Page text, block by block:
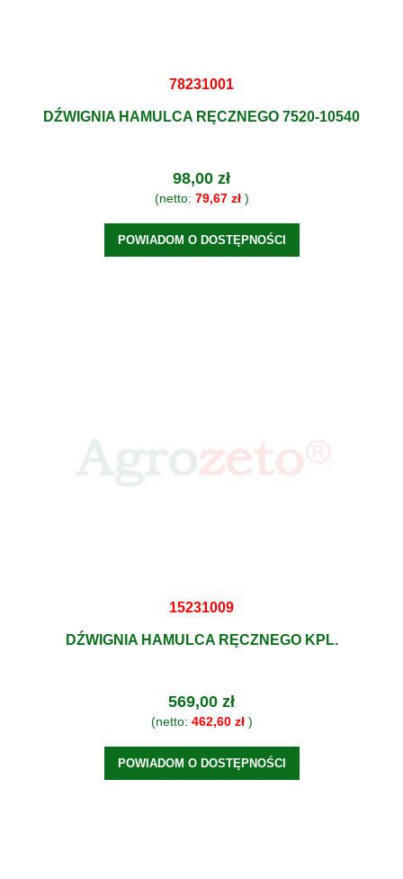
78231001
DŹWIGNIA HAMULCA RĘCZNEGO 7520-10540
98,00 zł
(netto: 79,67 zł)
POWIADOM O DOSTĘPNOŚCI
15231009
DŹWIGNIA HAMULCA RĘCZNEGO KPL.
569,00 zł
(netto: 462,60 zł)
POWIADOM O DOSTĘPNOŚCI